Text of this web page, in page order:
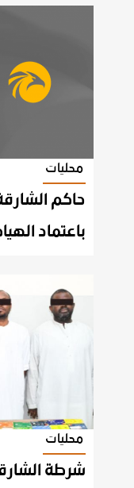
محليات
حاكم
محليات
شرطة